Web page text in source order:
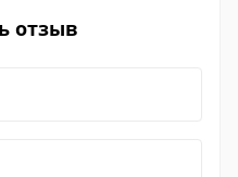
отзыв